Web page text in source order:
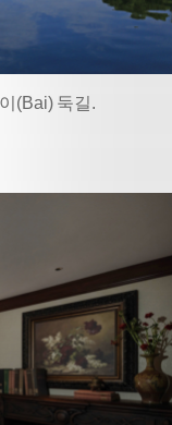
(Bai) 둑길.